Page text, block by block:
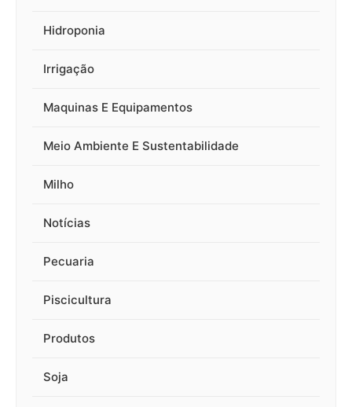
Hidroponia
Irrigação
Maquinas E Equipamentos
Meio Ambiente E Sustentabilidade
Milho
Notícias
Pecuaria
Piscicultura
Produtos
Soja